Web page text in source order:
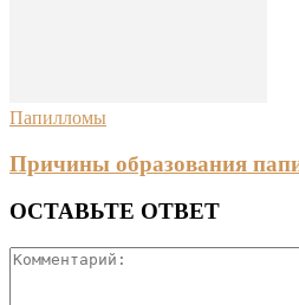
Папилломы
Причины образования
ОСТАВЬТЕ ОТВЕТ